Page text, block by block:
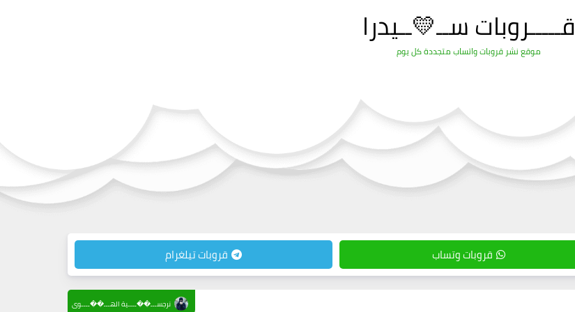
قـــــروبات ســ💛ــيدرا
موقع نشر قروبات واتساب متجددة كل يوم
قروبات وتساب قروبات تيلغرام
نرجســـ��ــــية الهـــ��ــــوى